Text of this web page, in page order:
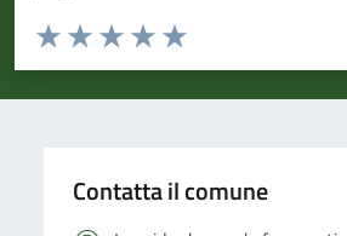
Valuta da 1 a 5 stelle la pagina
Valuta 5 stelle su 5
Valuta 4 stelle su 5
Valuta 3 stelle su 5
Valuta 2 stelle su 5
Valuta 1 stelle su 5
Contatta il comune